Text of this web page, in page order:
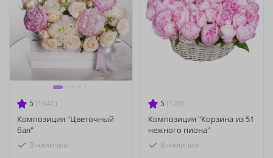
5 (1641)
Композиция "Цветочный
бал"
В наличии
5 (120)
Композиция "Корзина из 51
нежного пиона"
В наличии